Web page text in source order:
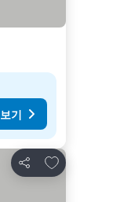
기
공유
즐겨찾기에 추가